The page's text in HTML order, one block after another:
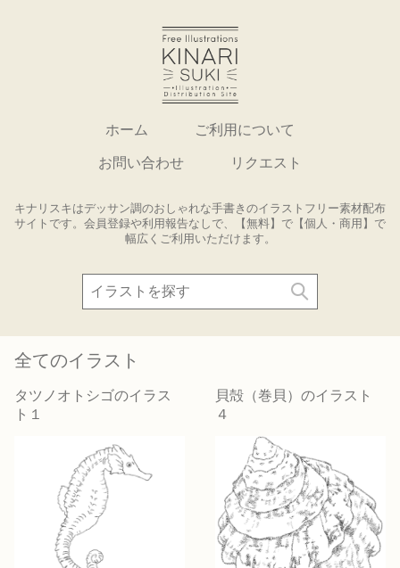
ホーム ご利用について
お問い合わせ リクエスト
キナリスキはデッサン調のおしゃれな手書きのイラストフリー素材配布
サイトです。会員登録や利用報告なしで、【無料】で【個人・商用】で
幅広くご利用いただけます。
全てのイラスト
タツノオトシゴのイラス
ト１
貝殻（巻貝）のイラスト
４